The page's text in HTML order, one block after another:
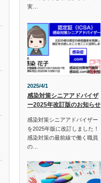
実…
2025/4/1
感染対策シニアアドバイザ
ー2025年改訂版のお知らせ
感染対策シニアアドバイザー
を2025年版に改訂しました！
感染対策の最前線で働く職員
の…